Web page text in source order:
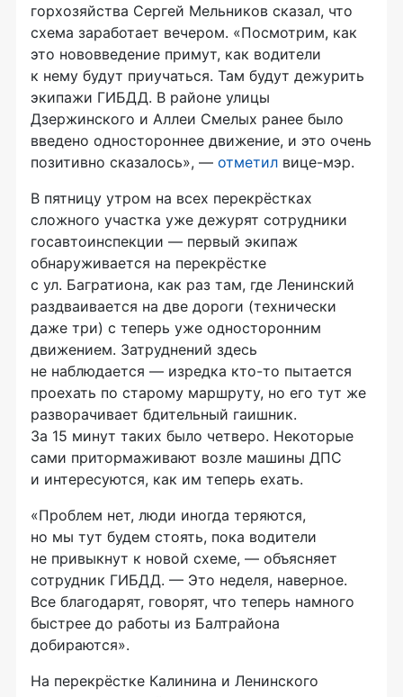
горхозяйства Сергей Мельников сказал, что
схема заработает вечером. «Посмотрим, как
это нововведение примут, как водители
к нему будут приучаться. Там будут дежурить
экипажи ГИБДД. В районе улицы
Дзержинского и Аллеи Смелых ранее было
введено одностороннее движение, и это очень
позитивно сказалось», — отметил вице-мэр.
В пятницу утром на всех перекрёстках
сложного участка уже дежурят сотрудники
госавтоинспекции — первый экипаж
обнаруживается на перекрёстке
с ул. Багратиона, как раз там, где Ленинский
раздваивается на две дороги (технически
даже три) с теперь уже односторонним
движением. Затруднений здесь
не наблюдается — изредка кто-то пытается
проехать по старому маршруту, но его тут же
разворачивает бдительный гаишник.
За 15 минут таких было четверо. Некоторые
сами притормаживают возле машины ДПС
и интересуются, как им теперь ехать.
«Проблем нет, люди иногда теряются,
но мы тут будем стоять, пока водители
не привыкнут к новой схеме, — объясняет
сотрудник ГИБДД. — Это неделя, наверное.
Все благодарят, говорят, что теперь намного
быстрее до работы из Балтрайона
добираются».
На перекрёстке Калинина и Ленинского